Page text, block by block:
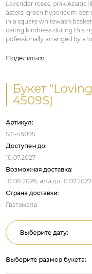
Lavender roses, pink Asiatic
asters, green hypericum
in a square whitewash
caring kindness during this
pofessionally arranged by a
Поделиться:
Букет
4509S)
Артикул:
S31-4509S
Доступен до:
10.07.2027
Возможная доставка:
10.08.2026, или до 10.07.2027
Страна доставки:
Гватемала
Выберите дату:
Выберите размер букета: